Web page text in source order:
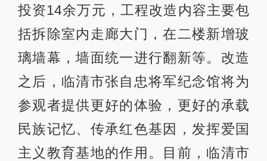
投资14余万元，工程改造内容主要包
括拆除室内走廊大门，在二楼新增玻
璃墙幕，墙面统一进行翻新等。改造
之后，临清市张自忠将军纪念馆将为
参观者提供更好的体验，更好的承载
民族记忆、传承红色基因，发挥爱国
主义教育基地的作用。目前，临清市